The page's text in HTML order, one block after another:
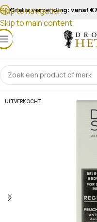
Skip to navigation
Skip to main content
Gratis verzending: vanaf
UITVERKOCHT